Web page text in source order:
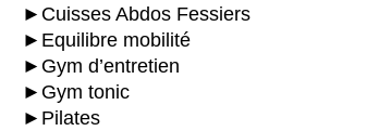
►Cuisses Abdos Fessiers
►Equilibre mobilité
►Gym d’entretien
►Gym tonic
►Pilates